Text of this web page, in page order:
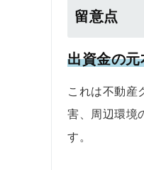
留意点
出資金の
これは不動産
害、周辺環境
す。